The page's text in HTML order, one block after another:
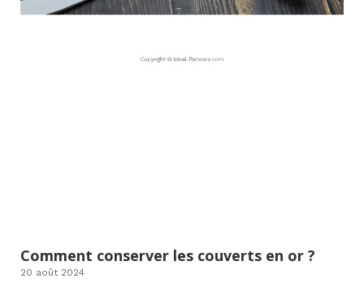
Comment conserver les couverts en or ?
20 août 2024